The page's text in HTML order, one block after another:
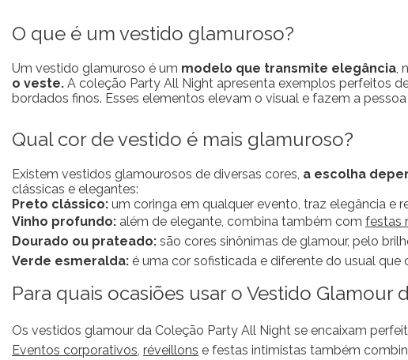
O que é um vestido glamuroso?
Um vestido glamuroso é um modelo que transmite elegância,
o veste. A coleção Party All Night apresenta exemplos perfeitos
bordados finos. Esses elementos elevam o visual e fazem a
Qual cor de vestido é mais glamuroso?
Existem vestidos glamourosos de diversas cores, a escolha
clássicas e elegantes:
Preto clássico: um coringa em qualquer evento, traz elegância e
Vinho profundo: além de elegante, combina também com festas
Dourado ou prateado: são cores sinônimas de glamour, pelo
Verde esmeralda: é uma cor sofisticada e diferente do usual
Para quais ocasiões usar o Vestido Glamour
Os vestidos glamour da Coleção Party All Night se encaixam
Eventos corporativos, réveillons e festas intimistas também